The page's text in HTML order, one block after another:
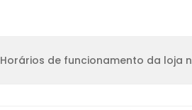
Horários de funcionamento da loja